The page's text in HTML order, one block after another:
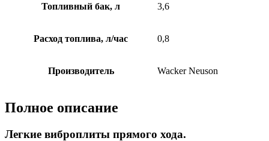
Топливный бак, л 3,6
Расход топлива, л/час 0,8
Производитель Wacker Neuson
Полное описание
Легкие виброплиты прямого хода.